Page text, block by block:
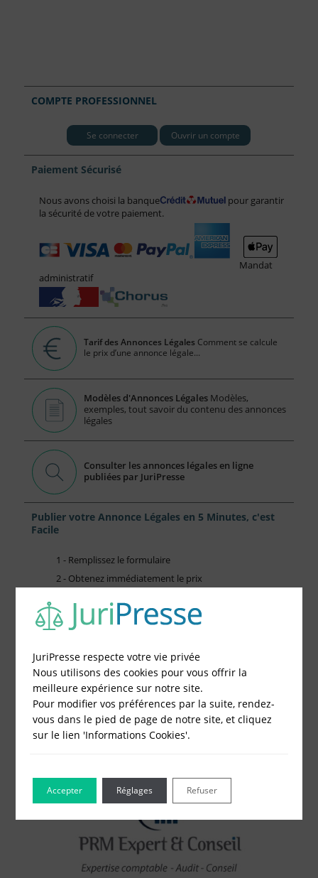
COMPTE PROFESSIONNEL
Se connecter Ouvrir un compte
Paiement Sécurisé
Nous avons choisi la banque
pour garantir
la sécurité de votre paiement.
Mandat
administratif
Tarif des Annonces Légales Comment se calcule
le prix d’une annonce légale...
Modèles d'Annonces Légales Modèles,
exemples, tout savoir du contenu des annonces
légales
Consulter les annonces légales en ligne
publiées par JuriPresse
Publier votre Annonce Légales en 5 Minutes, c'est
Facile
1 - Remplissez le formulaire
2 - Obtenez immédiatement le prix
Choisissez votre formulaire :
Modification de société
Cessation d'activité
JuriPresse respecte votre vie privée
Nous utilisons des cookies pour vous offrir la
meilleure expérience sur notre site.
Pour modifier vos préférences par la suite, rendez-
vous dans le pied de page de notre site, et cliquez
sur le lien 'Informations Cookies'.
Accepter Refuser
Réglages